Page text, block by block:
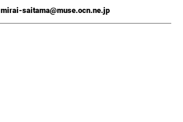
mirai-saitama@muse.ocn.ne.jp